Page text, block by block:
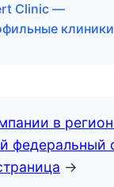
Clinic —
в
федеральный
→